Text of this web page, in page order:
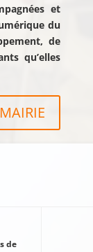
et
du
de
qu’elles
de